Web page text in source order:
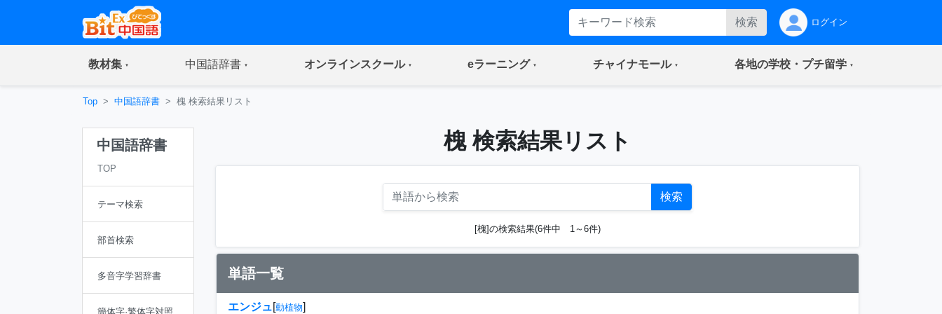
検索 ログイン
教材集(current) 中国語辞書(current) オンラインスクール(current) eラーニング(current) チャイナモール(current) 各地の学校・プチ留学(current)
Top 中国語辞書 槐 検索結果リスト
中国語辞書
TOP
テーマ検索
部首検索
多音字学習辞書
簡体字·繁体字対照
槐 検索結果リスト
検索
[槐]の検索結果(6件中 1～6件)
単語一覧
エンジュ[動植物]